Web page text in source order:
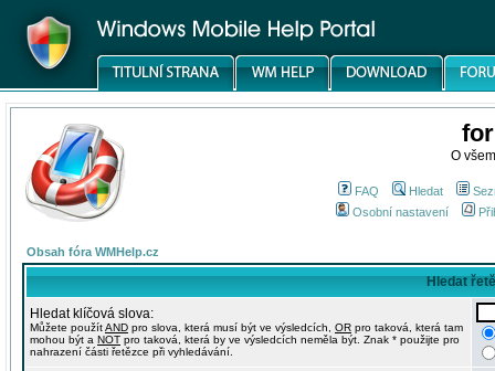
O
FAQ Hledat
Osobní nastavení
Obsah fóra WMHelp.cz
Hledat
Hledat klíčová slova:
Můžete použítAND pro slova, která musí být ve výsledcích, OR pro taková, která tam
mohou být a NOT pro taková, která by ve výsledcích neměla být. Znak * použijte pro
nahrazení části řetězce při vyhledávání.